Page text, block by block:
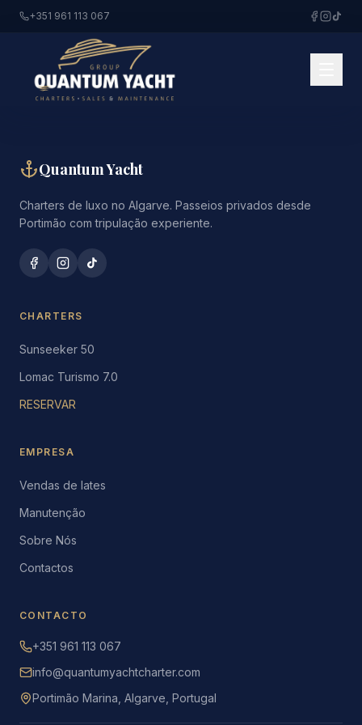
+351 961 113 067
Quantum Yacht
Charters de luxo no Algarve. Passeios privados desde
Portimão com tripulação experiente.
CHARTERS
Sunseeker 50
Lomac Turismo 7.0
RESERVAR
EMPRESA
Vendas de Iates
Manutenção
Sobre Nós
Contactos
CONTACTO
+351 961 113 067
info@quantumyachtcharter.com
Portimão Marina, Algarve, Portugal